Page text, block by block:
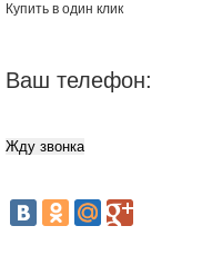
Купить в один клик
Ваш телефон: